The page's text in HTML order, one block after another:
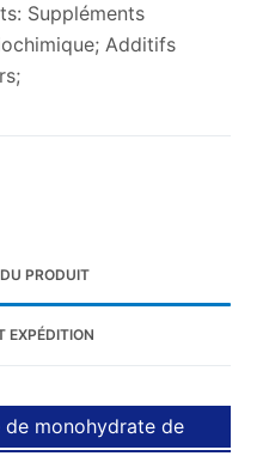
Suppléments
Additifs
PRODUIT
EXPÉDITION
de monohydrate de